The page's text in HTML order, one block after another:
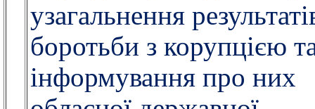
узагальнення
боротьби з корупцією
інформування про них